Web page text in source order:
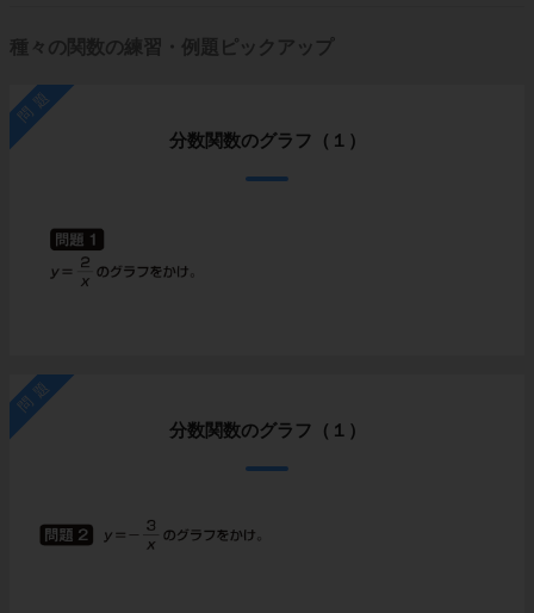
種々の関数の練習・例題ピックアップ
問題
分数関数のグラフ（１）
問題
分数関数のグラフ（１）